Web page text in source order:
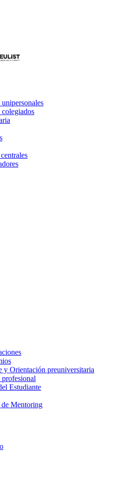
y Orientación preuniversitaria
Estudiante
Mentoring